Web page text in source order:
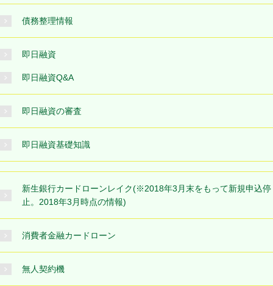
債務整理情報
即日融資
即日融資Q&A
即日融資の審査
即日融資基礎知識
新生銀行カードローンレイク(※2018年3月末をもって新規申込停
止。2018年3月時点の情報)
消費者金融カードローン
無人契約機